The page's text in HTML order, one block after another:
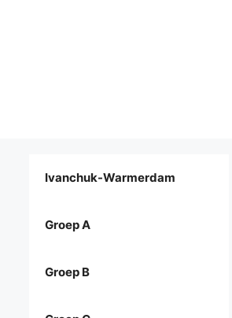
Ivanchuk-Warmerdam
Groep A
Groep B